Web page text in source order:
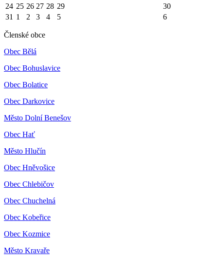
24 25 26 27 28 29
30
31 1 2 3 4 5 6
Členské obce
Obec Bělá
Obec Bohuslavice
Obec Bolatice
Obec Darkovice
Město Dolní Benešov
Obec Hať
Město Hlučín
Obec Hněvošice
Obec Chlebičov
Obec Chuchelná
Obec Kobeřice
Obec Kozmice
Město Kravaře